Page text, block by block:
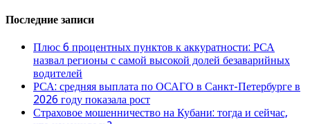
Последние записи
Плюс 6 процентных пунктов к аккуратности: РСА
назвал регионы с самой высокой долей безаварийных
водителей
РСА: средняя выплата по ОСАГО в Санкт-Петербурге в
2026 году показала рост
Страховое мошенничество на Кубани: тогда и сейчас,